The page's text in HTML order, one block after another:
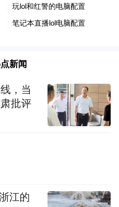
凶猛，“雅”采用了比
起来更加成熟。
新闻
，当
批评
江的